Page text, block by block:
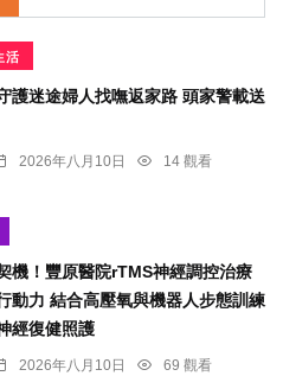
活
護迷途婦人找嘸返家路 頭家警載送
2026年八月10日
14 觀看
機！豐原醫院rTMS神經調控治療
動力 結合高壓氧與機器人步態訓練
經復健照護
2026年八月10日
69 觀看